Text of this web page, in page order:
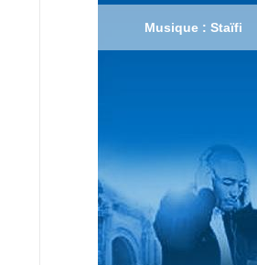
Musique : Staïfi